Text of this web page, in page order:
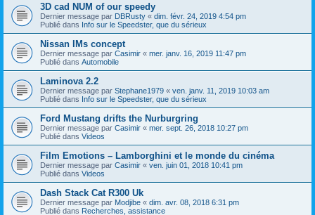
3D cad NUM of our speedy
Dernier message par DBRusty « dim. févr. 24, 2019 4:54 pm
Publié dans Info sur le Speedster, que du sérieux
Nissan IMs concept
Dernier message par Casimir « mer. janv. 16, 2019 11:47 pm
Publié dans Automobile
Laminova 2.2
Dernier message par Stephane1979 « ven. janv. 11, 2019 10:03 am
Publié dans Info sur le Speedster, que du sérieux
Ford Mustang drifts the Nurburgring
Dernier message par Casimir « mer. sept. 26, 2018 10:27 pm
Publié dans Videos
Film Emotions – Lamborghini et le monde du cinéma
Dernier message par Casimir « ven. juin 01, 2018 10:41 pm
Publié dans Videos
Dash Stack Cat R300 Uk
Dernier message par Modjibe « dim. avr. 08, 2018 6:31 pm
Publié dans Recherches, assistance